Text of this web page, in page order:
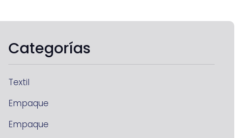
Categorías
Textil
Empaque
Empaque